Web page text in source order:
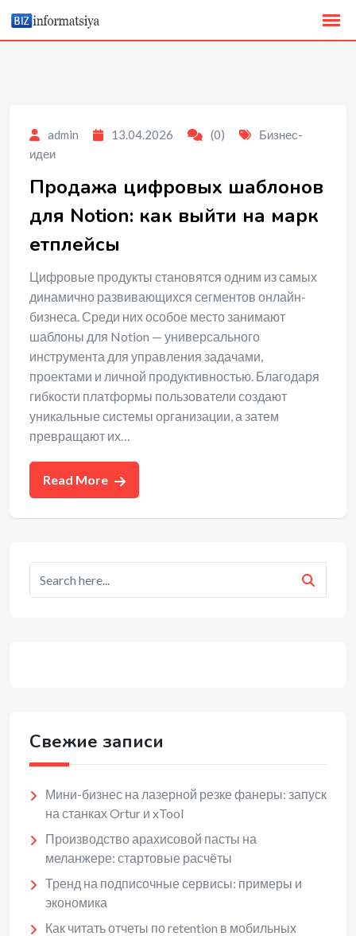
content
admin 13.04.2026 (0)
Бизнес-
идеи
Продажа цифровых шаблонов
для Notion: как выйти на марк
етплейсы
Цифровые продукты становятся одним из самых
динамично развивающихся сегментов онлайн-
бизнеса. Среди них особое место занимают
шаблоны для Notion — универсального
инструмента для управления задачами,
проектами и личной продуктивностью. Благодаря
гибкости платформы пользователи создают
уникальные системы организации, а затем
превращают их…
Read More
Свежие записи
Мини-бизнес на лазерной резке фанеры: запуск
на станках Ortur и xTool
Производство арахисовой пасты на
меланжере: стартовые расчёты
Тренд на подписочные сервисы: примеры и
экономика
Как читать отчеты по retention в мобильных